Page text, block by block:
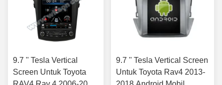
9.7 '' Tesla Vertical
Screen Untuk Toyota
9.7 '' Tesla Vertical Screen
Untuk Toyota Rav4 2013-